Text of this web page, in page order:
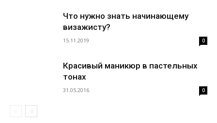
Что нужно знать начинающему
визажисту?
15.11.2019 0
Красивый маникюр в пастельных
тонах
31.05.2016 0